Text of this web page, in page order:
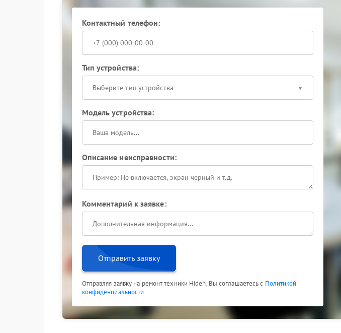
Ремонт Hiden включает замену деформированных панелей либо
конструкции: решение принимается строго по результатам осмотра.
Сервисный центр Hiden располагает инструментами для точной подгонки
обеспечивают плотное прилегание деталей и сохранение заводских
Бесперебойник должен сохранять конструктивную целостность на
прочный корпус защищает внутренние компоненты и поддерживает штатный
наличии повреждений стабильность работы устройства оказывается под
Обратитесь к специалистам для оценки повреждений: профессиональный
Контактный телефон:
Тип устройства:
Выберите тип устройства
Модель устройства:
Описание неисправности:
Комментарий к заявке:
Отправить заявку
Отправляя заявку на ремонт техники Hiden, Вы соглашаетесь с Политикой
конфиденциальности